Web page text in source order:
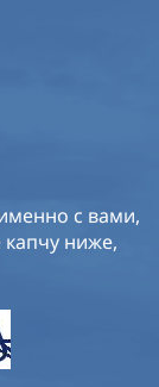
с вами,
ниже,